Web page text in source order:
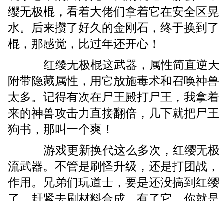
缨无极棍，看着大佬们拿着它在安全区
水。后来攒了好久的金刚石，终于换到
棍，那感觉，比过年还开心！
红缨无极棍这武器，属性简直逆天
附带隐藏属性，用它放施毒术和召唤神
太多。记得有次在尸王殿打尸王，我拿
来的神兽攻击力直接翻倍，几下就把尸
狗书，那叫一个爽！
游戏更新换代这么多次，红缨无极
流武器。不管是刷怪升级，还是打团战
作用。兄弟们玩道士，要是还没搞到红